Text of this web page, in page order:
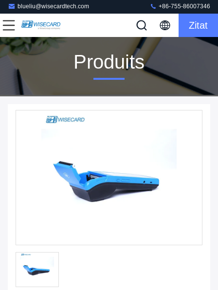
blueliu@wisecardtech.com +86-755-86007346
Zitat
Produits